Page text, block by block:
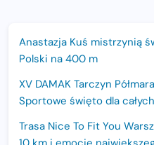
Anastazja Kuś mistrzynią
Polski na 400 m
XV DAMAK Tarczyn
Sportowe święto dla
Trasa Nice To Fit You